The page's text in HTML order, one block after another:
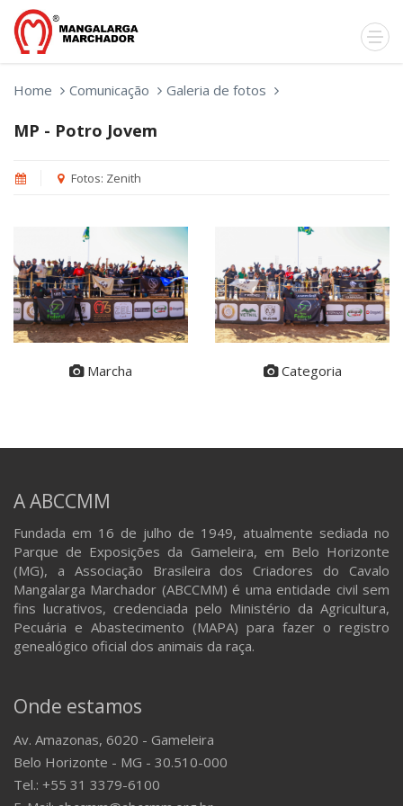
Home Comunicação Galeria de fotos
MP - Potro Jovem
Fotos: Zenith
Marcha Categoria
A ABCCMM
Fundada em 16 de julho de 1949, atualmente sediada no
Parque de Exposições da Gameleira, em Belo Horizonte
(MG), a Associação Brasileira dos Criadores do Cavalo
Mangalarga Marchador (ABCCMM) é uma entidade civil sem
fins lucrativos, credenciada pelo Ministério da Agricultura,
Pecuária e Abastecimento (MAPA) para fazer o registro
genealógico oficial dos animais da raça.
Onde estamos
Av. Amazonas, 6020 - Gameleira
Belo Horizonte - MG - 30.510-000
Tel.: +55 31 3379-6100